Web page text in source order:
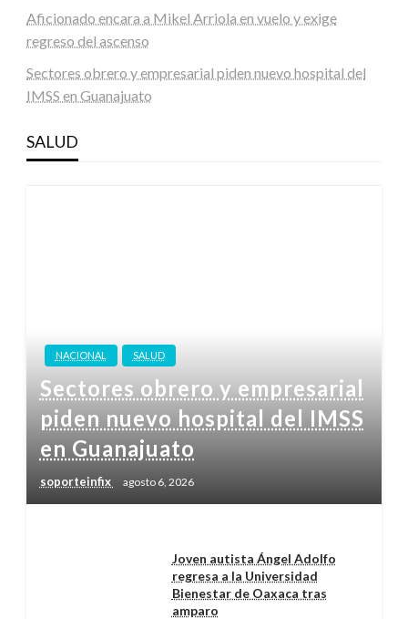
Aficionado encara a Mikel Arriola en vuelo y exige
regreso del ascenso
Sectores obrero y empresarial piden nuevo hospital del
IMSS en Guanajuato
SALUD
NACIONAL SALUD
Sectores obrero y empresarial
piden nuevo hospital del IMSS
en Guanajuato
soporteinfix agosto 6, 2026
Joven autista Ángel Adolfo
regresa a la Universidad
Bienestar de Oaxaca tras
amparo